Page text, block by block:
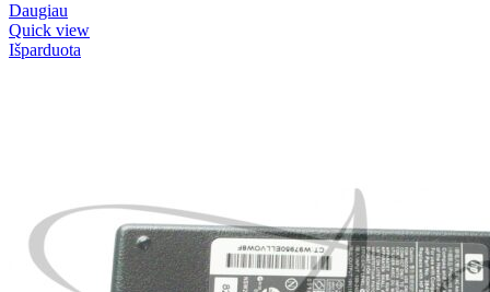
Daugiau
Quick view
Išparduota